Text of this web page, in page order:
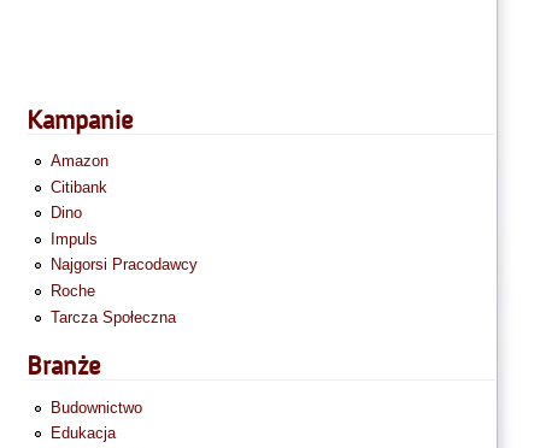
Kampanie
Amazon
Citibank
Dino
Impuls
Najgorsi Pracodawcy
Roche
Tarcza Społeczna
Branże
Budownictwo
Edukacja